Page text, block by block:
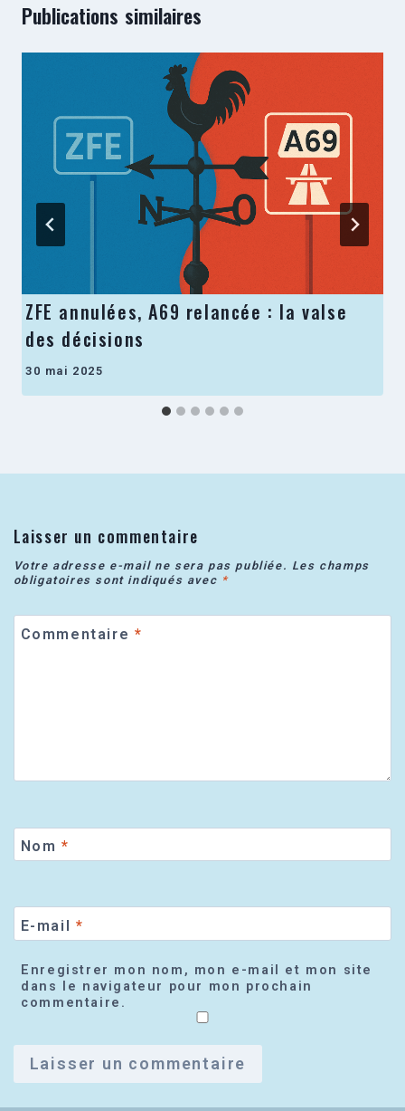
Publications similaires
ZFE annulées, A69 relancée : la valse
des décisions
30 mai 2025
Laisser un commentaire
Votre adresse e-mail ne sera pas publiée. Les champs
obligatoires sont indiqués avec *
Commentaire *
Nom *
E-mail *
Enregistrer mon nom, mon e-mail et mon site
dans le navigateur pour mon prochain
commentaire.